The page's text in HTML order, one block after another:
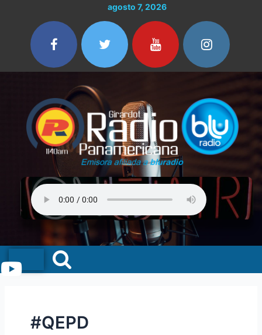
contenido
agosto 7, 2026
Menu
#QEPD